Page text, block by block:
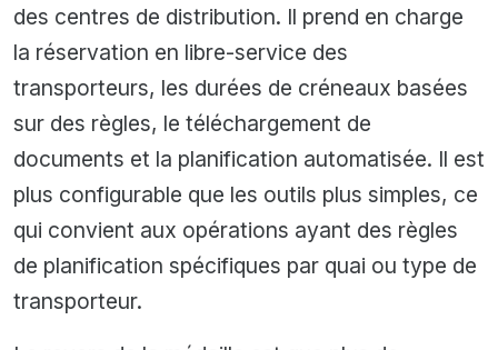
des centres de distribution. Il prend en charge
la réservation en libre-service des
transporteurs, les durées de créneaux basées
sur des règles, le téléchargement de
documents et la planification automatisée. Il est
plus configurable que les outils plus simples, ce
qui convient aux opérations ayant des règles
de planification spécifiques par quai ou type de
transporteur.